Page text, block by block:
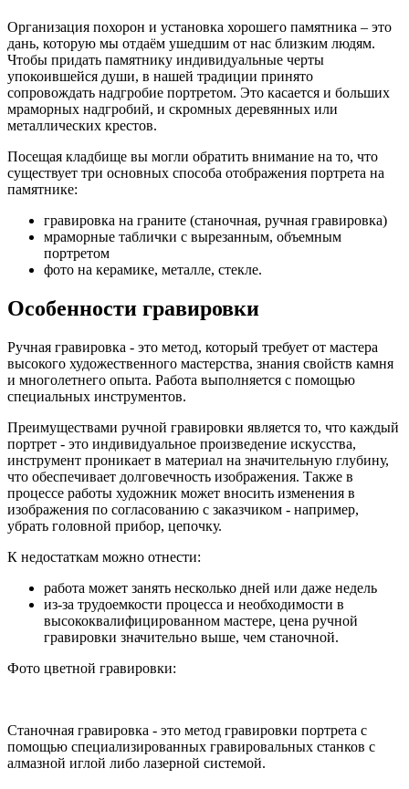
Организация похорон и установка хорошего памятника – это
дань, которую мы отдаём ушедшим от нас близким людям.
Чтобы придать памятнику индивидуальные черты
упокоившейся души, в нашей традиции принято
сопровождать надгробие портретом. Это касается и больших
мраморных надгробий, и скромных деревянных или
металлических крестов.
Посещая кладбище вы могли обратить внимание на то, что
существует три основных способа отображения портрета на
памятнике:
гравировка на граните (станочная, ручная гравировка)
мраморные таблички с вырезанным, объемным
портретом
фото на керамике, металле, стекле.
Особенности гравировки
Ручная гравировка - это метод, который требует от мастера
высокого художественного мастерства, знания свойств камня
и многолетнего опыта. Работа выполняется с помощью
специальных инструментов.
Преимуществами ручной гравировки является то, что каждый
портрет - это индивидуальное произведение искусства,
инструмент проникает в материал на значительную глубину,
что обеспечивает долговечность изображения. Также в
процессе работы художник может вносить изменения в
изображения по согласованию с заказчиком - например,
убрать головной прибор, цепочку.
К недостаткам можно отнести:
работа может занять несколько дней или даже недель
из-за трудоемкости процесса и необходимости в
высококвалифицированном мастере, цена ручной
гравировки значительно выше, чем станочной.
Фото цветной гравировки:
Станочная гравировка - это метод гравировки портрета с
помощью специализированных гравировальных станков с
алмазной иглой либо лазерной системой.